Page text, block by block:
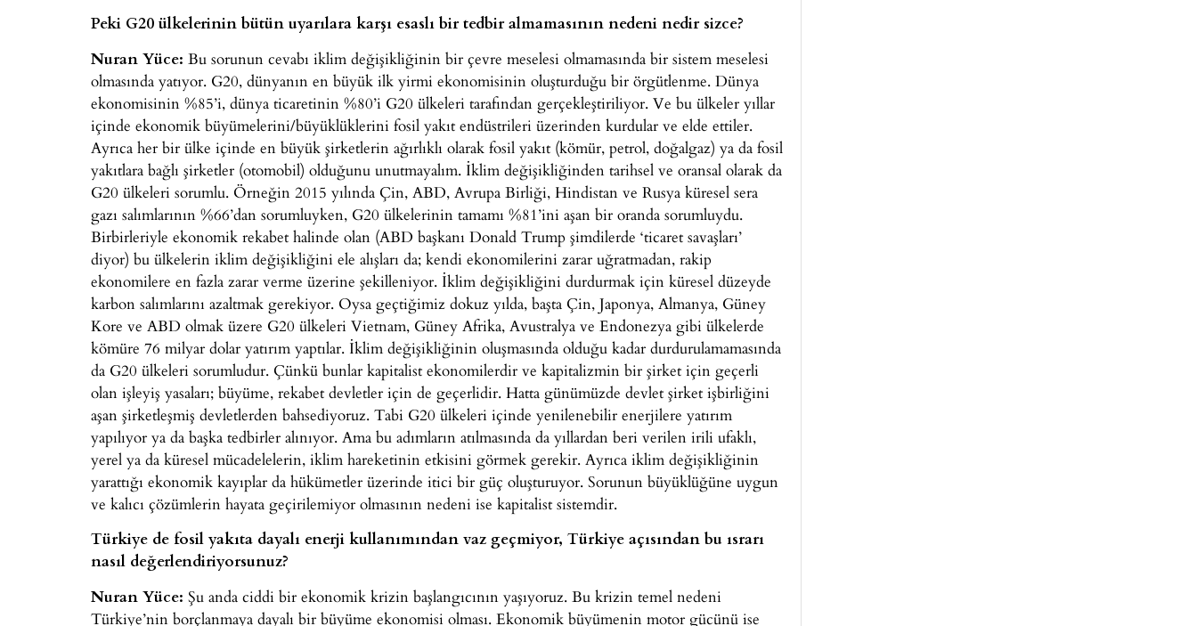
Peki G20 ülkelerinin bütün uyarılara karşı esaslı bir tedbir almamasının nedeni nedir sizce?
Nuran Yüce: Bu sorunun cevabı iklim değişikliğinin bir çevre meselesi olmamasında bir sistem meselesi
olmasında yatıyor. G20, dünyanın en büyük ilk yirmi ekonomisinin oluşturduğu bir örgütlenme. Dünya
ekonomisinin %85’i, dünya ticaretinin %80’i G20 ülkeleri tarafından gerçekleştiriliyor. Ve bu ülkeler yıllar
içinde ekonomik büyümelerini/büyüklüklerini fosil yakıt endüstrileri üzerinden kurdular ve elde ettiler.
Ayrıca her bir ülke içinde en büyük şirketlerin ağırlıklı olarak fosil yakıt (kömür, petrol, doğalgaz) ya da fosil
yakıtlara bağlı şirketler (otomobil) olduğunu unutmayalım. İklim değişikliğinden tarihsel ve oransal olarak da
G20 ülkeleri sorumlu. Örneğin 2015 yılında Çin, ABD, Avrupa Birliği, Hindistan ve Rusya küresel sera
gazı salımlarının %66’dan sorumluyken, G20 ülkelerinin tamamı %81’ini aşan bir oranda sorumluydu.
Birbirleriyle ekonomik rekabet halinde olan (ABD başkanı Donald Trump şimdilerde ‘ticaret savaşları’
diyor) bu ülkelerin iklim değişikliğini ele alışları da; kendi ekonomilerini zarar uğratmadan, rakip
ekonomilere en fazla zarar verme üzerine şekilleniyor. İklim değişikliğini durdurmak için küresel düzeyde
karbon salımlarını azaltmak gerekiyor. Oysa geçtiğimiz dokuz yılda, başta Çin, Japonya, Almanya, Güney
Kore ve ABD olmak üzere G20 ülkeleri Vietnam, Güney Afrika, Avustralya ve Endonezya gibi ülkelerde
kömüre 76 milyar dolar yatırım yaptılar. İklim değişikliğinin oluşmasında olduğu kadar durdurulamamasında
da G20 ülkeleri sorumludur. Çünkü bunlar kapitalist ekonomilerdir ve kapitalizmin bir şirket için geçerli
olan işleyiş yasaları; büyüme, rekabet devletler için de geçerlidir. Hatta günümüzde devlet şirket işbirliğini
aşan şirketleşmiş devletlerden bahsediyoruz. Tabi G20 ülkeleri içinde yenilenebilir enerjilere yatırım
yapılıyor ya da başka tedbirler alınıyor. Ama bu adımların atılmasında da yıllardan beri verilen irili ufaklı,
yerel ya da küresel mücadelelerin, iklim hareketinin etkisini görmek gerekir. Ayrıca iklim değişikliğinin
yarattığı ekonomik kayıplar da hükümetler üzerinde itici bir güç oluşturuyor. Sorunun büyüklüğüne uygun
ve kalıcı çözümlerin hayata geçirilemiyor olmasının nedeni ise kapitalist sistemdir.
Türkiye de fosil yakıta dayalı enerji kullanımından vaz geçmiyor, Türkiye açısından bu ısrarı
nasıl değerlendiriyorsunuz?
Nuran Yüce: Şu anda ciddi bir ekonomik krizin başlangıcının yaşıyoruz. Bu krizin temel nedeni
Türkiye’nin borçlanmaya dayalı bir büyüme ekonomisi olması. Ekonomik büyümenin motor gücünü ise